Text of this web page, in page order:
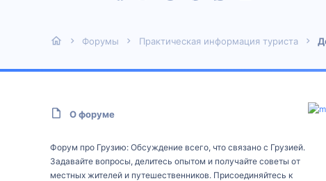
Форумы Практическая информация туриста
О форуме
Форум про Грузию: Обсуждение всего, что связано с Грузией.
Задавайте вопросы, делитесь опытом и получайте советы от
местных жителей и путешественников. Присоединяйтесь к